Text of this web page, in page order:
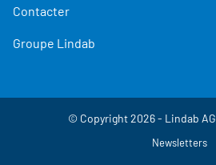
Contacter
Groupe Lindab
© Copyright 2026 - Lindab AG
Newsletters